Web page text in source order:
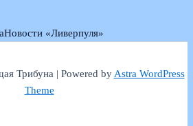
Новости «Ливерпуля»
Трибуна | Powered byAstra WordPress
Theme